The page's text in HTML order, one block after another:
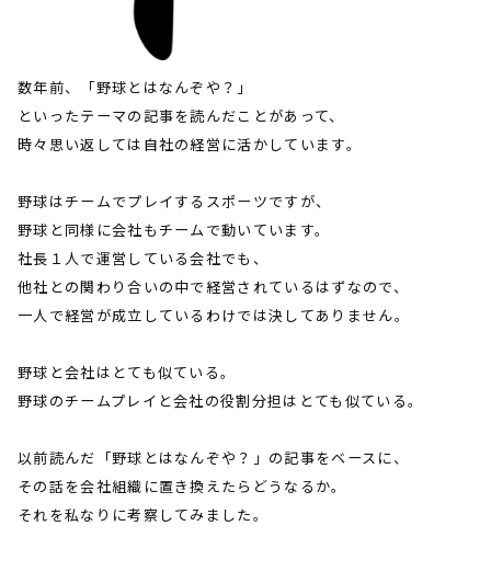
数年前、「野球とはなんぞや？」
といったテーマの記事を読んだことがあって、
時々思い返しては自社の経営に活かしています。
野球はチームでプレイするスポーツですが、
野球と同様に会社もチームで動いています。
社長１人で運営している会社でも、
他社との関わり合いの中で経営されているはずなので、
一人で経営が成立しているわけでは決してありません。
野球と会社はとても似ている。
野球のチームプレイと会社の役割分担はとても似ている。
以前読んだ「野球とはなんぞや？」の記事をベースに、
その話を会社組織に置き換えたらどうなるか。
それを私なりに考察してみました。